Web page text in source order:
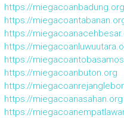
https://miegacoanbadung.org
https://
https://
https://
https://
https://miegacoanbuton.org
https://
https://miegacoanasahan.org
https://